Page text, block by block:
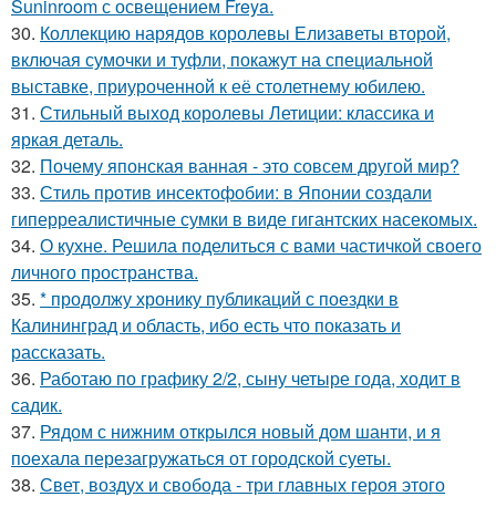
Suninroom с освещением Freya.
30. Коллекцию нарядов королевы Елизаветы второй,
включая сумочки и туфли, покажут на специальной
выставке, приуроченной к её столетнему юбилею.
31. Стильный выход королевы Летиции: классика и
яркая деталь.
32. Почему японская ванная - это совсем другой мир?
33. Стиль против инсектофобии: в Японии создали
гиперреалистичные сумки в виде гигантских насекомых.
34. О кухне. Решила поделиться с вами частичкой своего
личного пространства.
35. * продолжу хронику публикаций с поездки в
Калининград и область, ибо есть что показать и
рассказать.
36. Работаю по графику 2/2, сыну четыре года, ходит в
садик.
37. Рядом с нижним открылся новый дом шанти, и я
поехала перезагружаться от городской суеты.
38. Свет, воздух и свобода - три главных героя этого